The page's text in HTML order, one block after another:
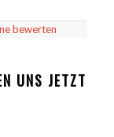
UNS JETZT